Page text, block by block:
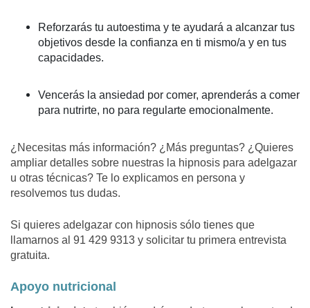
Reforzarás tu autoestima y te ayudará a alcanzar tus
objetivos desde la confianza en ti mismo/a y en tus
capacidades.
Vencerás la ansiedad por comer, aprenderás a comer
para nutrirte, no para regularte emocionalmente.
¿Necesitas más información? ¿Más preguntas? ¿Quieres
ampliar detalles sobre nuestras la hipnosis para adelgazar
u otras técnicas? Te lo explicamos en persona y
resolvemos tus dudas.
Si quieres adelgazar con hipnosis sólo tienes que
llamarnos al 91 429 9313 y solicitar tu primera entrevista
gratuita.
Apoyo nutricional